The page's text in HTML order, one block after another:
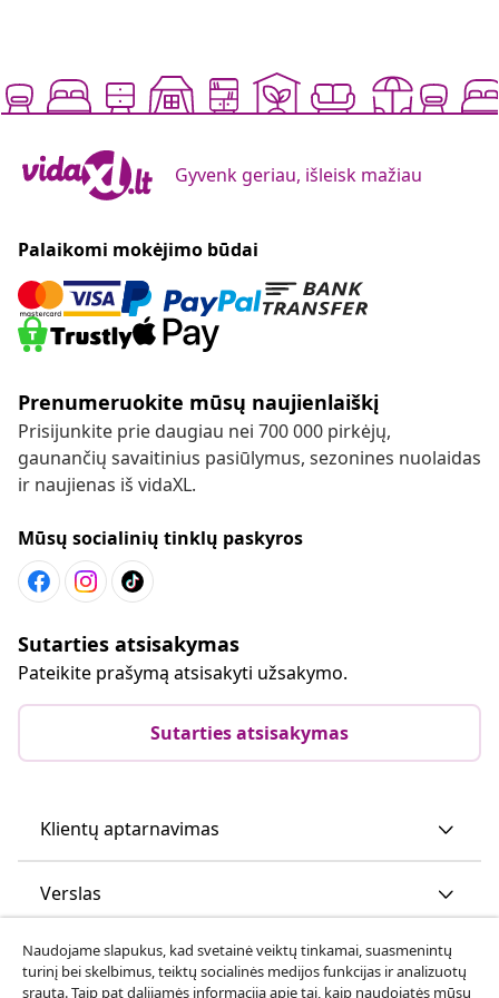
Gyvenk geriau, išleisk mažiau
Palaikomi mokėjimo būdai
Prenumeruokite mūsų naujienlaiškį
Prisijunkite prie daugiau nei 700 000 pirkėjų,
gaunančių savaitinius pasiūlymus, sezonines nuolaidas
ir naujienas iš vidaXL.
Mūsų socialinių tinklų paskyros
Sutarties atsisakymas
Pateikite prašymą atsisakyti užsakymo.
Sutarties atsisakymas
Klientų aptarnavimas
Verslas
vidaXL
Naudojame slapukus, kad svetainė veiktų tinkamai, suasmenintų
turinį bei skelbimus, teiktų socialinės medijos funkcijas ir analizuotų
srautą. Taip pat dalijamės informacija apie tai, kaip naudojatės mūsų